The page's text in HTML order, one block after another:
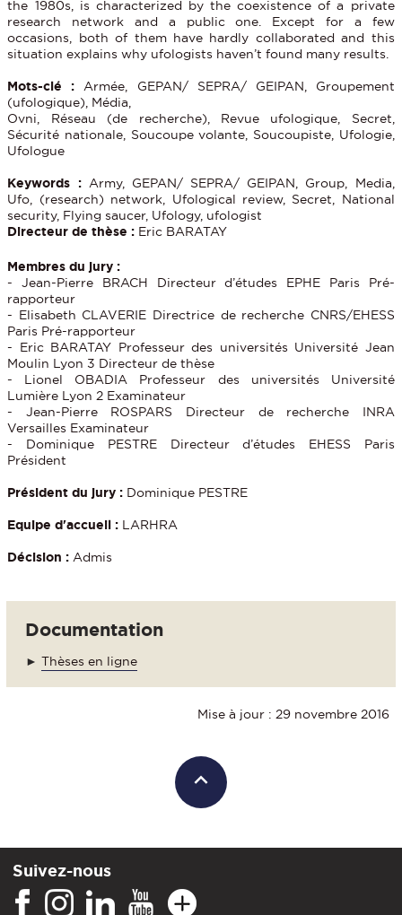
the 1980s, is characterized by the coexistence of a private
research network and a public one. Except for a few
occasions, both of them have hardly collaborated and this
situation explains why ufologists haven’t found many results.
Mots-clé : Armée, GEPAN/ SEPRA/ GEIPAN, Groupement
(ufologique), Média,
Ovni, Réseau (de recherche), Revue ufologique, Secret,
Sécurité nationale, Soucoupe volante, Soucoupiste, Ufologie,
Ufologue
Keywords : Army, GEPAN/ SEPRA/ GEIPAN, Group, Media,
Ufo, (research) network, Ufological review, Secret, National
security, Flying saucer, Ufology, ufologist
Directeur de thèse : Eric BARATAY
Membres du jury :
- Jean-Pierre BRACH Directeur d’études EPHE Paris Pré-
rapporteur
- Elisabeth CLAVERIE Directrice de recherche CNRS/EHESS
Paris Pré-rapporteur
- Eric BARATAY Professeur des universités Université Jean
Moulin Lyon 3 Directeur de thèse
- Lionel OBADIA Professeur des universités Université
Lumière Lyon 2 Examinateur
- Jean-Pierre ROSPARS Directeur de recherche INRA
Versailles Examinateur
- Dominique PESTRE Directeur d’études EHESS Paris
Président
Président du jury : Dominique PESTRE
Equipe d'accueil : LARHRA
Décision : Admis
Documentation
► Thèses en ligne
Mise à jour : 29 novembre 2016
Suivez-nous